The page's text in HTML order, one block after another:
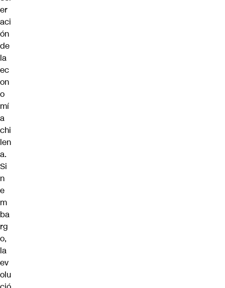
er
aci
ón
de
la
ec
on
o
mí
a
chi
len
a.
Si
n
e
m
ba
rg
o,
la
ev
olu